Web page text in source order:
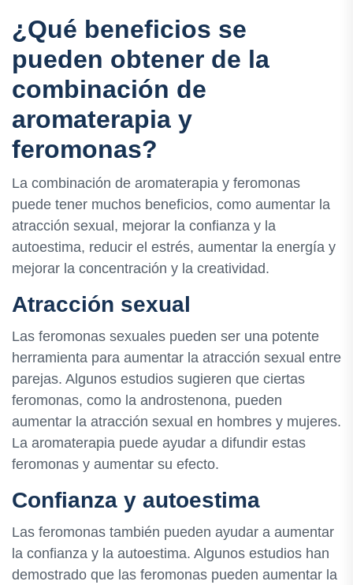
¿Qué beneficios se
pueden obtener de la
combinación de
aromaterapia y
feromonas?
La combinación de aromaterapia y feromonas
puede tener muchos beneficios, como aumentar la
atracción sexual, mejorar la confianza y la
autoestima, reducir el estrés, aumentar la energía y
mejorar la concentración y la creatividad.
Atracción sexual
Las feromonas sexuales pueden ser una potente
herramienta para aumentar la atracción sexual entre
parejas. Algunos estudios sugieren que ciertas
feromonas, como la androstenona, pueden
aumentar la atracción sexual en hombres y mujeres.
La aromaterapia puede ayudar a difundir estas
feromonas y aumentar su efecto.
Confianza y autoestima
Las feromonas también pueden ayudar a aumentar
la confianza y la autoestima. Algunos estudios han
demostrado que las feromonas pueden aumentar la